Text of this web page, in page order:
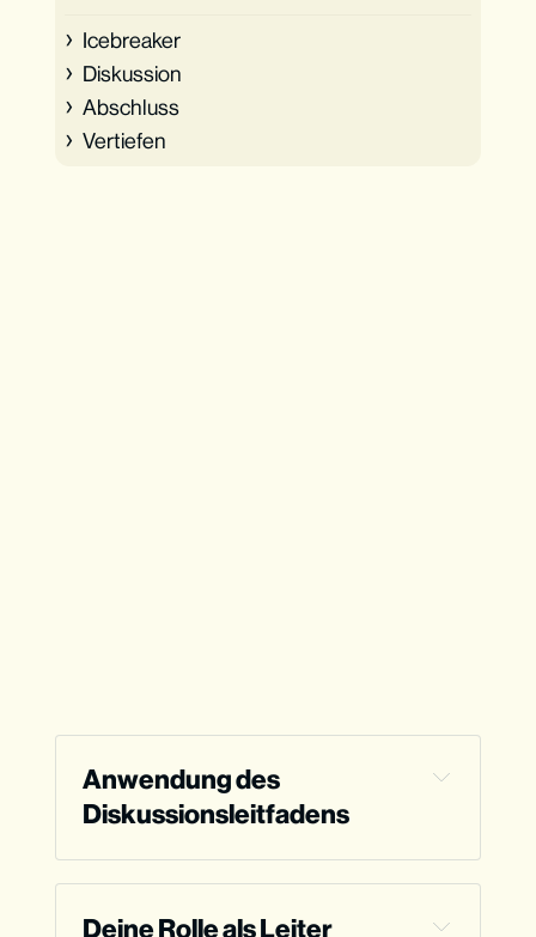
Icebreaker
Diskussion
Abschluss
Vertiefen
Anwendung des
Diskussionsleitfadens
Deine Rolle als Leiter